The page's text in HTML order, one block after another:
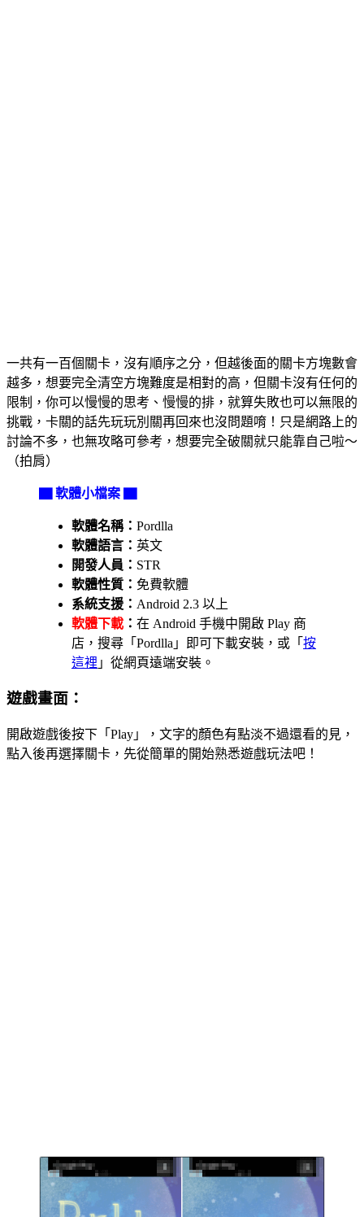
一共有一百個關卡，沒有順序之分，但越後面的關卡方塊數會
越多，想要完全清空方塊難度是相對的高，但關卡沒有任何的
限制，你可以慢慢的思考、慢慢的排，就算失敗也可以無限的
挑戰，卡關的話先玩玩別關再回來也沒問題唷！只是網路上的
討論不多，也無攻略可參考，想要完全破關就只能靠自己啦～
（拍肩）
▇ 軟體小檔案 ▇
軟體名稱： Pordlla
軟體語言： 英文
開發人員： STR
軟體性質： 免費軟體
系統支援： Android 2.3 以上
軟體下載 ： 在 Android 手機中開啟 Play 商
店，搜尋「Pordlla」即可下載安裝，或「 按
這裡 」從網頁遠端安裝。
遊戲畫面：
開啟遊戲後按下「Play」，文字的顏色有點淡不過還看的見，
點入後再選擇關卡，先從簡單的開始熟悉遊戲玩法吧！